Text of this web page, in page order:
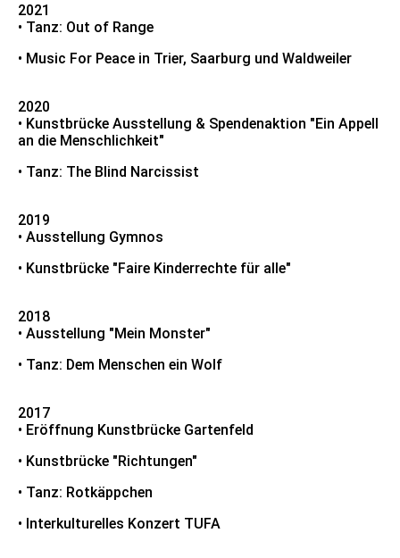
2021
• Tanz: Out of Range
• Music For Peace in Trier, Saarburg und Waldweiler
2020
• Kunstbrücke Ausstellung & Spendenaktion "Ein Appell
an die Menschlichkeit"
• Tanz: The Blind Narcissist
2019
• Ausstellung Gymnos
• Kunstbrücke "Faire Kinderrechte für alle"
2018
• Ausstellung "Mein Monster"
• Tanz: Dem Menschen ein Wolf
2017
• Eröffnung Kunstbrücke Gartenfeld
• Kunstbrücke "Richtungen"
• Tanz: Rotkäppchen
• Interkulturelles Konzert TUFA